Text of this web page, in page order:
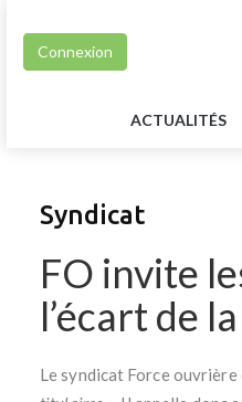
Connexion
ACTUALITÉS
Syndicat
FO invite
l’écart de
Le syndicat Force